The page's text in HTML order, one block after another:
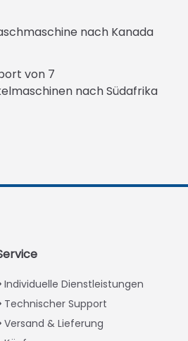
nach Kanada
von 7
nach Südafrika
Individuelle Dienstleistungen
Technischer Support
Versand & Lieferung